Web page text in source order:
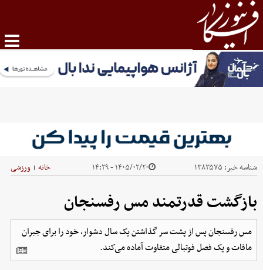
شناسه خبر: ۱۳۸۳۵۷۵ ۱۴۰۵/۰۲/۲۰ - ۱۴:۲۹ خانه | ورزشی
بازگشت قدرتمند مس رفسنجان
مس رفسنجان پس از پشت سر گذاشتن یک سال دشوار، خود را برای جبران
مافات و یک فصل فوتبالی متفاوت آماده می‌کند.